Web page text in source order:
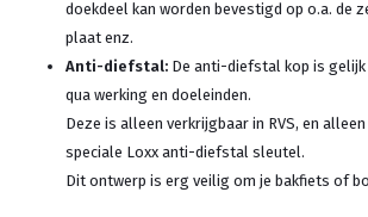
doekdeel kan worden bevestigd op o.a. de
plaat enz.
Anti-diefstal: De anti-diefstal kop is gelijk
qua werking en doeleinden.
Deze is alleen verkrijgbaar in RVS, en
speciale Loxx anti-diefstal sleutel.
Dit ontwerp is erg veilig om je bakfiets of